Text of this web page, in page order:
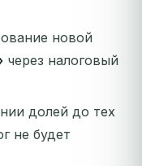
новой
через налоговый
долей до тех
не будет